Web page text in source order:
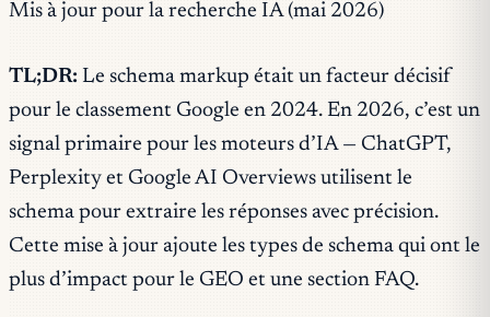
Mis à jour pour la recherche IA (mai 2026)
TL;DR: Le schema markup était un facteur décisif
pour le classement Google en 2024. En 2026, c’est un
signal primaire pour les moteurs d’IA — ChatGPT,
Perplexity et Google AI Overviews utilisent le
schema pour extraire les réponses avec précision.
Cette mise à jour ajoute les types de schema qui ont le
plus d’impact pour le GEO et une section FAQ.